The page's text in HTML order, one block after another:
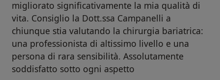
migliorato significativamente la mia qualità di
vita. Consiglio la Dott.ssa Campanelli a
chiunque stia valutando la chirurgia bariatrica:
una professionista di altissimo livello e una
persona di rara sensibilità. Assolutamente
soddisfatto sotto ogni aspetto